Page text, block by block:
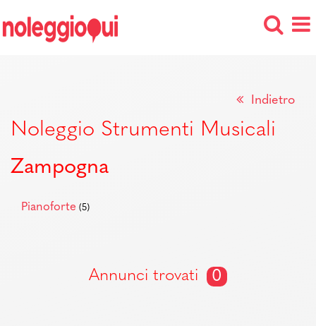
Indietro
Noleggio Strumenti Musicali
Zampogna
Pianoforte (5)
Annunci trovati 0